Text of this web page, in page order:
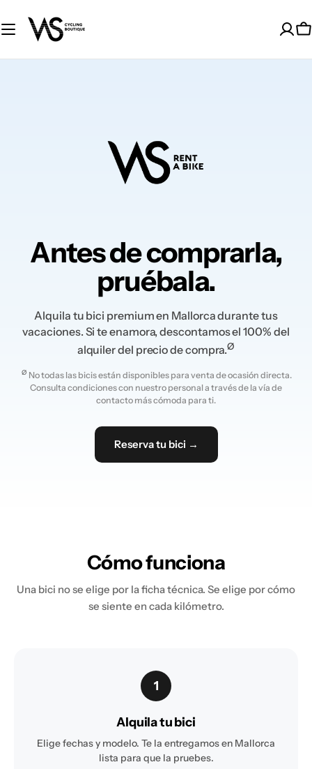
to
content
Antes de comprarla,
pruébala.
Alquila tu bici premium en Mallorca durante tus
vacaciones. Si te enamora, descontamos el 100% del
alquiler del precio de compra.Ø
Ø No todas las bicis están disponibles para venta de ocasión directa.
Consulta condiciones con nuestro personal a través de la vía de
contacto más cómoda para ti.
Reserva tu bici →
Cómo funciona
Una bici no se elige por la ficha técnica. Se elige por cómo
se siente en cada kilómetro.
1
Alquila tu bici
Elige fechas y modelo. Te la entregamos en Mallorca
lista para que la pruebes.